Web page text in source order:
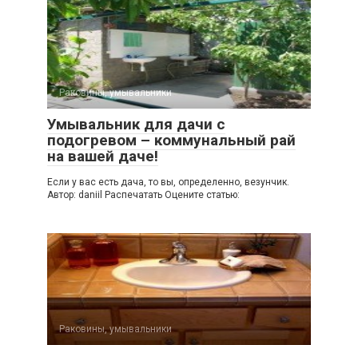
Раковины, умывальники
Умывальник для дачи с
подогревом – коммунальный рай
на вашей даче!
Если у вас есть дача, то вы, определенно, везунчик.
Автор: daniil Распечатать Оцените статью:
Раковины, умывальники